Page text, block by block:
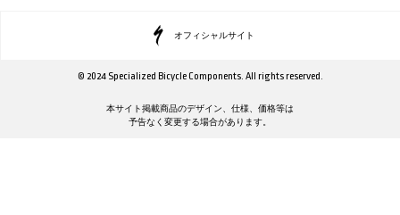
オフィシャルサイト
© 2024 Specialized Bicycle Components. All rights reserved.
本サイト掲載商品のデザイン、仕様、価格等は
予告なく変更する場合があります。